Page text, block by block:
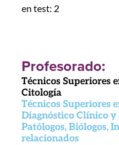
en test: 2
Profesorado:
Técnicos Superiores
Citología
Técnicos Superiores
Diagnóstico Clínico y
Patólogos, Biólogos,
relacionados